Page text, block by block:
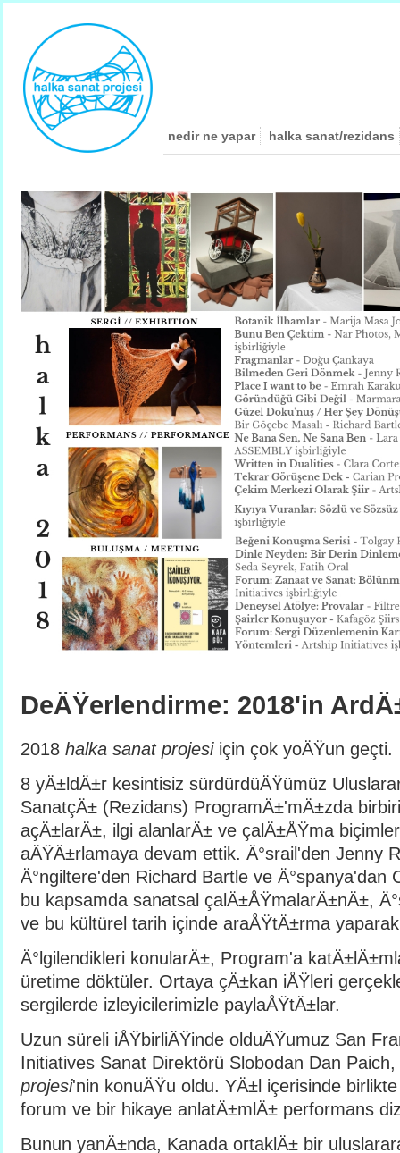
nedir ne yapar halka sanat/rezidans
DeÄŸerlendirme: 2018'in
2018 halka sanat projesiiçin çok yoÄŸun geçti.
8 yÄ±ldÄ±r kesintisiz sürdürdüÄŸümüz
SanatçÄ± (Rezidans) ProgramÄ±'mÄ±zda
açÄ±larÄ±, ilgi alanlarÄ± ve çalÄ±ÅŸma
aÄŸÄ±rlamaya devam ettik. Ä°srail'den Jenny
Ä°ngiltere'den Richard Bartle ve Ä°spanya'dan
bu kapsamda sanatsal çalÄ±ÅŸmalarÄ±nÄ±,
ve bu kültürel tarih içinde araÅŸtÄ±rma
Ä°lgilendikleri konularÄ±, Program'a
üretime döktüler. Ortaya çÄ±kan iÅŸleri
sergilerde izleyicilerimizle paylaÅŸtÄ±lar.
Uzun süreli iÅŸbirliÄŸinde olduÄŸumuz San
Initiatives Sanat Direktörü Slobodan Dan
projesi'nin konuÄŸu oldu. YÄ±l içerisinde
forum ve bir hikaye anlatÄ±mlÄ± performans
Bunun yanÄ±nda, Kanada ortaklÄ± bir